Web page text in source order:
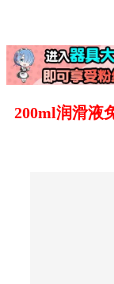
200ml润滑液